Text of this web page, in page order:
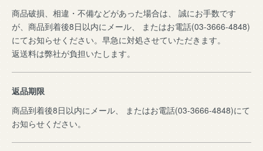
商品破損、相違・不備などがあった場合は、 誠にお手数です
が、商品到着後8日以内にメール、 またはお電話(03-3666-4848)
にてお知らせください。早急に対処させていただきます。
返送料は弊社が負担いたします。
返品期限
商品到着後8日以内にメール、 またはお電話(03-3666-4848)にて
お知らせください。